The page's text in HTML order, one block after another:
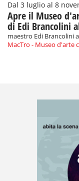
Dal 3 luglio al 8
Apre il Museo
di Edi Brancolini
maestro Edi Brancolini
MacTro - Museo d'arte